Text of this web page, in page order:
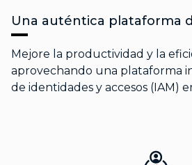
Una auténtica plataforma
Mejore la productividad y la
aprovechando una plataforma
de identidades y accesos (IAM)